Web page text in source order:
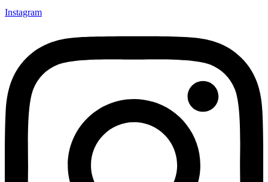
Instagram